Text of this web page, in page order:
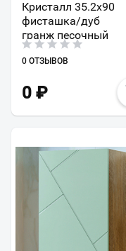
Кристалл 35.2x90
фисташка/дуб
гранж песочный
0 ОТЗЫВОВ
0 ₽